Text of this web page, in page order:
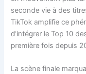
seconde vie à des
TikTok amplifie ce
d'intégrer le Top 10
première fois depuis
La scène finale